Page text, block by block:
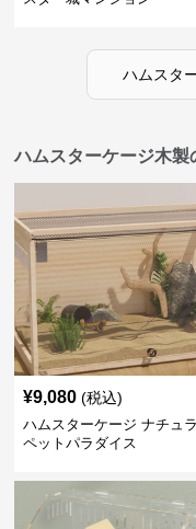
ハムスタ
ハムスターケージ木製
¥9,080 (税込)
ハムスターケージ ナチュ
ペットパラダイス